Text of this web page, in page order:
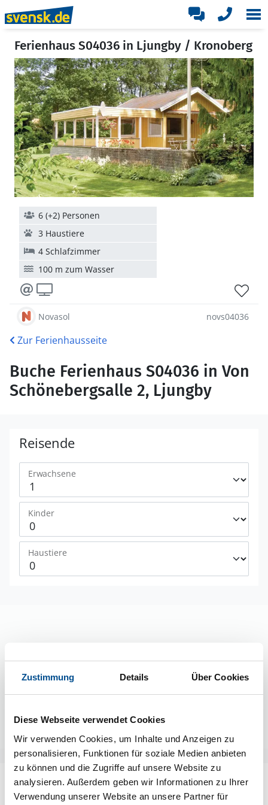
Zustimmung Details Über Cookies
Diese Webseite verwendet Cookies
Wir verwenden Cookies, um Inhalte und Anzeigen zu
personalisieren, Funktionen für soziale Medien anbieten
zu können und die Zugriffe auf unsere Website zu
analysieren. Außerdem geben wir Informationen zu Ihrer
Verwendung unserer Website an unsere Partner für
Ferienhaus S04036 in Ljungby / Kronoberg
6 (+2) Personen
3 Haustiere
4 Schlafzimmer
100 m zum Wasser
Novasol novs04036
Zur Ferienhausseite
Buche Ferienhaus S04036 in Von
Schönebergsalle 2, Ljungby
Reisende
Erwachsene
Kinder
Haustiere
Buchungsformular wird geladen.